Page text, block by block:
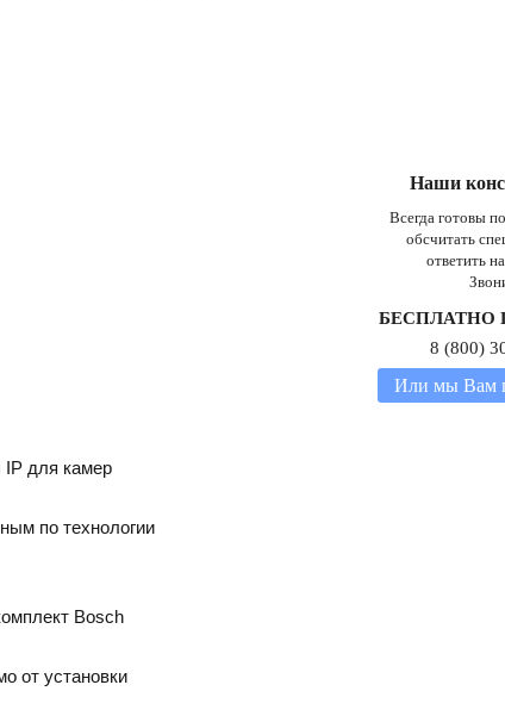
IP для камер
по технологии
Bosch
от установки
Наши
Всегда готовы
обсчитать
ответить
БЕСПЛАТНО
8 (800)
Или мы Вам